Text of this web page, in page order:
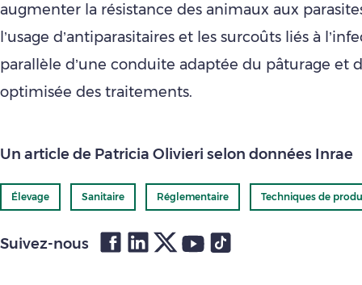
augmenter la résistance des animaux aux
l’usage d’antiparasitaires et les surcoûts liés à
parallèle d’une conduite adaptée du pâturage et
optimisée des traitements.
Un article de Patricia Olivieri selon données Inrae
Élevage Sanitaire Réglementaire Techniques de
Suivez-nous